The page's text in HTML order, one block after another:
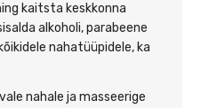
kaitsta keskkonna
alkoholi, parabeene
nahatüüpidele, ka
nahale ja masseerige